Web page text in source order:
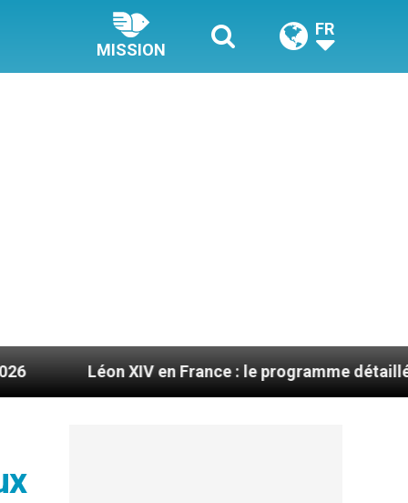
MISSION
FR
XIV en France : le programme détaillé de sa visite